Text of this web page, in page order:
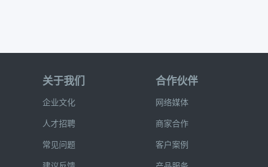
关于我们
企业文化
人才招聘
常见问题
合作伙伴
网络媒体
商家合作
客户案例